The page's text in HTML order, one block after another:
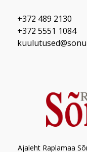
+372 489 2130
+372 5551 1084
Ajaleht Raplamaa